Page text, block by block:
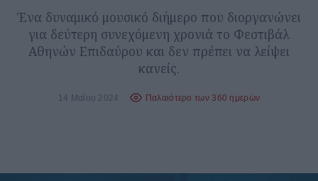
Ένα δυναμικό μουσικό διήμερο που διοργανώνει
για δεύτερη συνεχόμενη χρονιά το Φεστιβάλ
Αθηνών Επιδαύρου και δεν πρέπει να λείψει
κανείς.
14 Μαΐου 2024 Παλαιότερο των 360 ημερών